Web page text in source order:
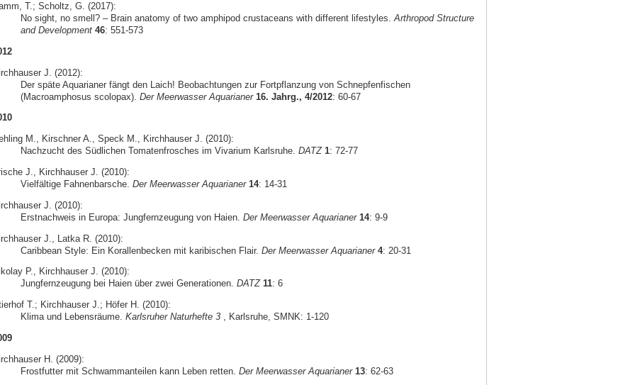
T.; Scholtz, G. (2017):
No sight, no smell? – Brain anatomy of two amphipod crustaceans with different lifestyles.Arthropod Structure
and Development 46: 551-573
J. (2012):
Der späte Aquarianer fängt den Laich! Beobachtungen zur Fortpflanzung von Schnepfenfischen
(Macroamphosus scolopax). Der Meerwasser Aquarianer 16. Jahrg., 4/2012: 60-67
M., Kirschner A., Speck M., Kirchhauser J. (2010):
Nachzucht des Südlichen Tomatenfrosches im Vivarium Karlsruhe. DATZ 1: 72-77
J., Kirchhauser J. (2010):
Vielfältige Fahnenbarsche. Der Meerwasser Aquarianer 14: 14-31
J. (2010):
Erstnachweis in Europa: Jungfernzeugung von Haien. Der Meerwasser Aquarianer 14: 9-9
J., Latka R. (2010):
Caribbean Style: Ein Korallenbecken mit karibischen Flair. Der Meerwasser Aquarianer 4: 20-31
P., Kirchhauser J. (2010):
Jungfernzeugung bei Haien über zwei Generationen. DATZ 11: 6
T.; Kirchhauser J.; Höfer H. (2010):
Klima und Lebensräume. Karlsruher Naturhefte 3, Karlsruhe, SMNK: 1-120
H. (2009):
Frostfutter mit Schwammanteilen kann Leben retten. Der Meerwasser Aquarianer 13: 62-63